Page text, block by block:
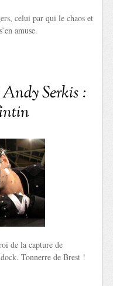
celui par qui le chaos et
amuse.
Serkis :
de la capture de
Tonnerre de Brest !